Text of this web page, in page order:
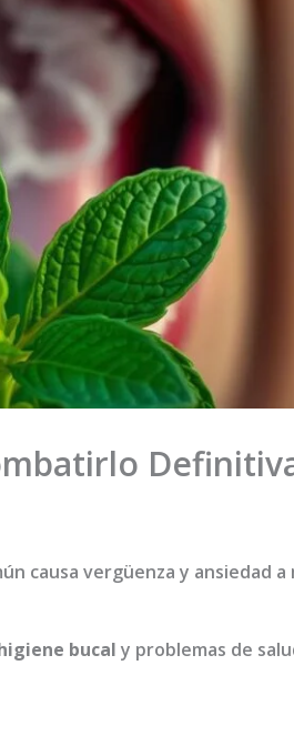
causa vergüenza y ansiedad a
bucal y problemas de